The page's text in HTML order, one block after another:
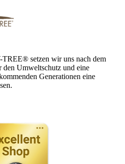
setzen wir uns nach dem
den Umweltschutz und eine
Generationen eine